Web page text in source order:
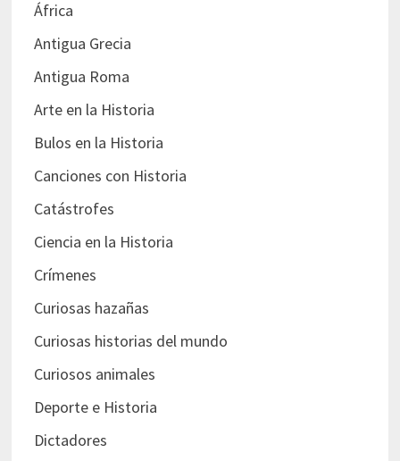
África
Antigua Grecia
Antigua Roma
Arte en la Historia
Bulos en la Historia
Canciones con Historia
Catástrofes
Ciencia en la Historia
Crímenes
Curiosas hazañas
Curiosas historias del mundo
Curiosos animales
Deporte e Historia
Dictadores